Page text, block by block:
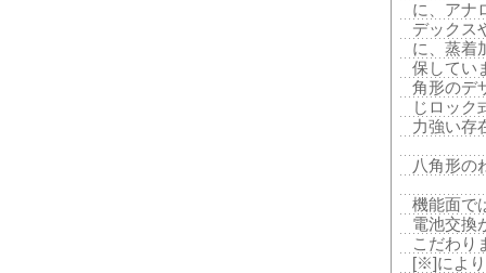
に、アナ
デックス
に、蒸着
保してい
角形のデ
じロック
力強い存
八角形の
機能面で
電池交換
こだわり
[※]によ